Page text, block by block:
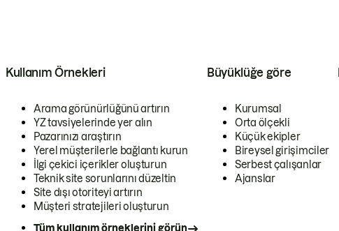
Kullanım Örnekleri
Arama görünürlüğünü artırın
YZ tavsiyelerinde yer alın
Pazarınızı araştırın
Yerel müşterilerle bağlantı kurun
İlgi çekici içerikler oluşturun
Teknik site sorunlarını düzeltin
Site dışı otoriteyi artırın
Müşteri stratejileri oluşturun
Tüm kullanım örneklerini görün
Büyüklüğe göre
Kurumsal
Orta ölçekli
Küçük ekipler
Bireysel girişimciler
Serbest çalışanlar
Ajanslar